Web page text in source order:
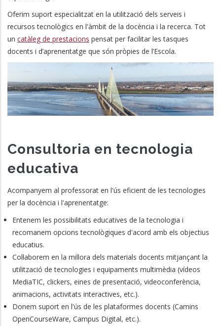
Oferim suport especialitzat en la utilització dels serveis i
recursos tecnològics en l'àmbit de la docència i la recerca. Tot
un catàleg de prestacions pensat per facilitar les tasques
docents i d’aprenentatge que són pròpies de l’Escola.
Consultoria en tecnologia
educativa
Acompanyem al professorat en l'ús eficient de les tecnologies
per la docència i l'aprenentatge:
Entenem les possibilitats educatives de la tecnologia i
recomanem opcions tecnològiques d'acord amb els objectius
educatius.
Col·laborem en la millora dels materials docents mitjançant la
utilització de tecnologies i equipaments multimèdia (vídeos
MediaTIC, clickers, eines de presentació, videoconferència,
animacions, activitats interactives, etc.).
Donem suport en l'ús de les plataformes docents (Camins
OpenCourseWare, Campus Digital, etc.).